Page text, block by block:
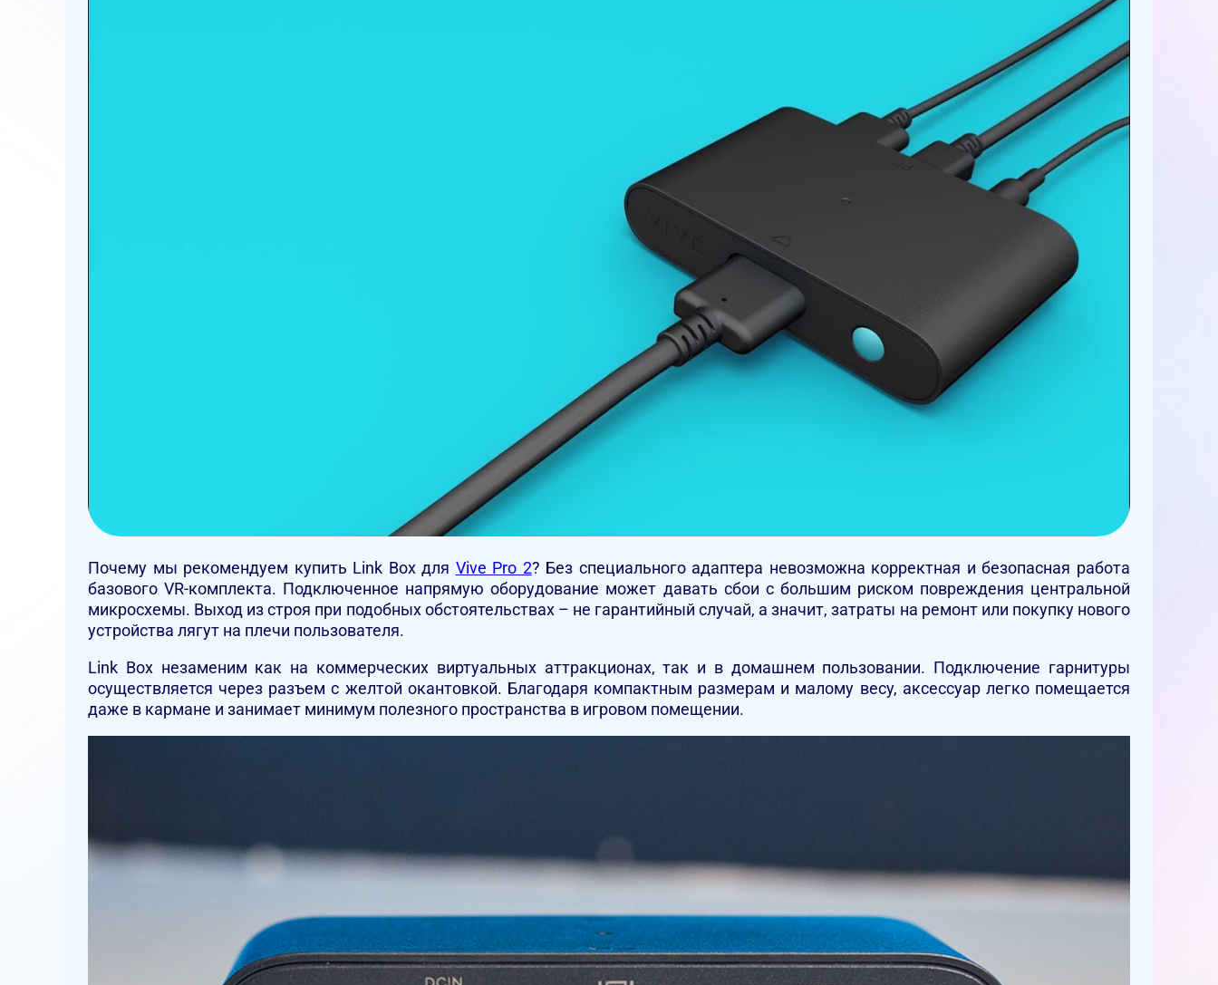
Почему мы рекомендуем купить Link Box для Vive Pro 2? Без специального адаптера невозможна корректная и безопасная работа
базового VR-комплекта. Подключенное напрямую оборудование может давать сбои с большим риском повреждения центральной
микросхемы. Выход из строя при подобных обстоятельствах – не гарантийный случай, а значит, затраты на ремонт или покупку нового
устройства лягут на плечи пользователя.
Link Box незаменим как на коммерческих виртуальных аттракционах, так и в домашнем пользовании. Подключение гарнитуры
осуществляется через разъем с желтой окантовкой. Благодаря компактным размерам и малому весу, аксессуар легко помещается
даже в кармане и занимает минимум полезного пространства в игровом помещении.